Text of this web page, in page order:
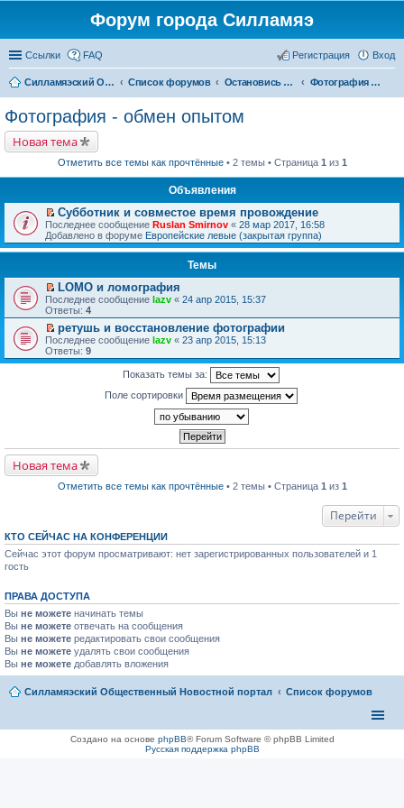
Форум города Силламяэ
Ссылки FAQ Вход
Регистрация
Силламяэский Общественный Новостной портал Список форумов Остановись мгновение! Фотография - обмен опытом
Фотография - обмен опытом
Новая тема
Отметить все темы как прочтённые• 2 темы • Страница 1 из 1
Объявления
П
е
р
е
т
к
п
е
р
в
о
м
и
а
н
н
с
о
о
н
и
ю
Субботник и совместое время провождение
Последнее сообщение Ruslan Smirnov « 28 мар 2017, 16:58
Добавлено в форуме Европейские левые (закрытая группа)
Темы
П
е
р
е
й
т
и
у
н
е
п
р
т
а
н
у
с
о
б
щ
е
н
ю
LOMO и ломография
Последнее сообщение lazv « 24 апр 2015, 15:37
Ответы: 4
П
е
р
в
о
м
у
р
о
ч
н
н
о
м
у
с
о
щ
ретушь и восстановление фотографии
Последнее сообщение lazv « 23 апр 2015, 15:13
Ответы: 9
Показать темы за:
Поле сортировки
Новая тема
Отметить все темы как прочтённые• 2 темы • Страница 1 из 1
Перейти
КТО СЕЙЧАС НА КОНФЕРЕНЦИИ
Сейчас этот форум просматривают: нет зарегистрированных пользователей и 1
гость
ПРАВА ДОСТУПА
Вы не можете начинать темы
Вы не можете отвечать на сообщения
Вы не можете редактировать свои сообщения
Вы не можете удалять свои сообщения
Вы не можете добавлять вложения
Силламяэский Общественный Новостной портал Список форумов
Создано на основе phpBB® Forum Software © phpBB Limited
Русская поддержка phpBB